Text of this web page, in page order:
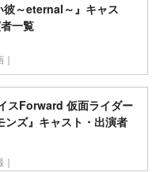
彼～eternal～』キャス
一覧
スForward 仮面ライダー
ンズ』キャスト・出演者